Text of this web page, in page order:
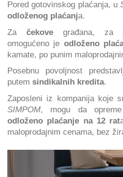
Pored gotovinskog plaćanja, u
odloženog plaćanja.
Za čekovegrađana, za
omogućeno je odloženo
kamate, po punim
Posebnu povoljnost
putem sindikalnih kredita.
Zaposleni iz kompanija koje
SIMPOM, mogu da
odloženo plaćanje na 12 rat
maloprodajnim cenama, bez